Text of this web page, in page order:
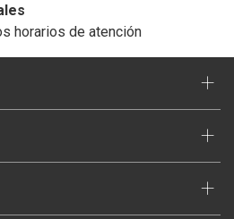
horarios de atención
+
+
+